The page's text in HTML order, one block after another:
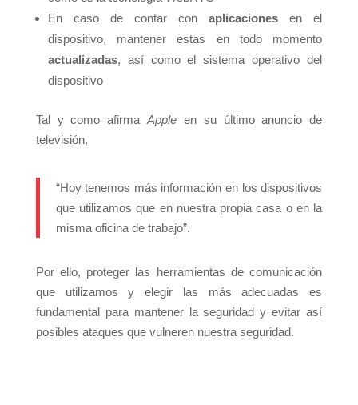
En caso de contar conaplicaciones en el
dispositivo, mantener estas en todo momento
actualizadas, así como el sistema operativo del
dispositivo
Tal y como afirmaApple en su último anuncio de
televisión,
“Hoy tenemos más información en los dispositivos
que utilizamos que en nuestra propia casa o en la
misma oficina de trabajo”.
Por ello, proteger las herramientas de comunicación
que utilizamos y elegir las más adecuadas es
fundamental para mantener la seguridad y evitar así
posibles ataques que vulneren nuestra seguridad.